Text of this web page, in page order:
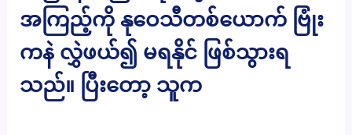
အကြည့်ကို နုဝေသီတစ်ယောက် ဗြုံး
ကနဲ လွှဲဖယ်၍ မရနိုင် ဖြစ်သွားရ
သည်။ ပြီးတော့ သူက